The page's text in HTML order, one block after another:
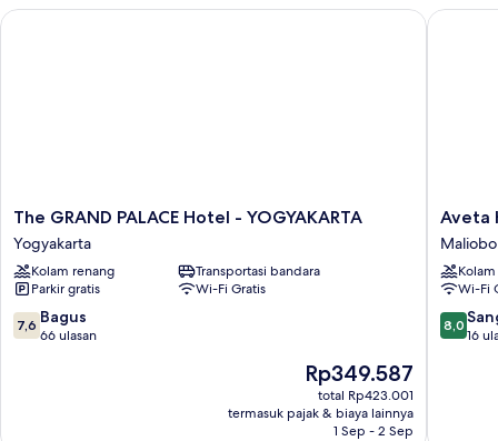
The
GRAND
PALACE
Hotel
-
YOGYAKARTA
Yogyakarta
The GRAND PALACE Hotel - YOGYAKARTA
Yogyakarta
Kolam renang
Transportasi bandara
Parkir gratis
Wi-Fi Gratis
7.6
dari
7,6 Bagus
66 ulasan
Harga
sekarang
Rp349.587
Rp349.587
total Rp423.001
termasuk pajak & biaya lainnya
1 Sep - 2 Sep
The GRAND PALACE Hotel - YOGYAKARTA
Aveta
Hotel
Aveta
Wi-Fi
8.0
dari
8,0
16
Aveta